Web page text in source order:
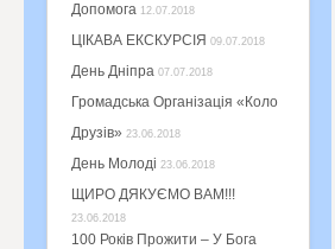
Допомога 12.07.2018
ЦІКАВА ЕКСКУРСІЯ 09.07.2018
День Дніпра 07.07.2018
Громадська Організація «Коло
Друзів» 23.06.2018
День Молоді 23.06.2018
ЩИРО ДЯКУЄМО ВАМ!!!
23.06.2018
100 Років Прожити – У Бога